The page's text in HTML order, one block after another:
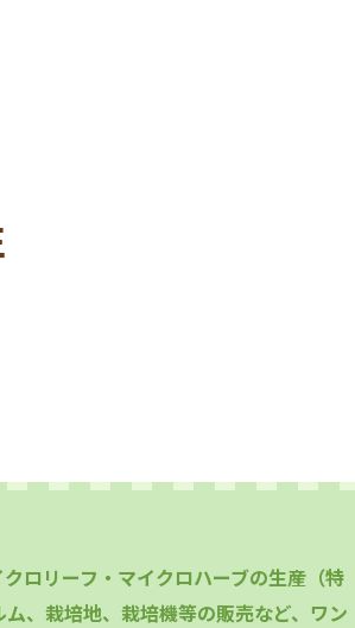
ロリーフ・マイクロハーブの生産（特
、栽培地、栽培機等の販売など、ワン